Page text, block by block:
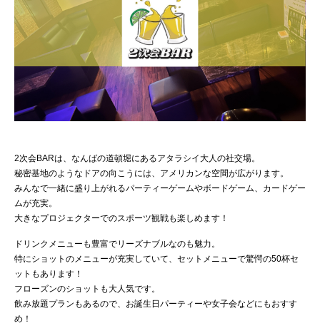
2次会BARは、なんばの道頓堀にあるアタラシイ大人の社交場。
秘密基地のようなドアの向こうには、アメリカンな空間が広がります。
みんなで一緒に盛り上がれるパーティーゲームやボードゲーム、カードゲー
ムが充実。
大きなプロジェクターでのスポーツ観戦も楽しめます！
ドリンクメニューも豊富でリーズナブルなのも魅力。
特にショットのメニューが充実していて、セットメニューで驚愕の50杯セ
ットもあります！
フローズンのショットも大人気です。
飲み放題プランもあるので、お誕生日パーティーや女子会などにもおすす
め！